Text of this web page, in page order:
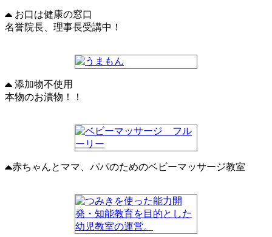
お口は健康の窓口
名誉院長、理事長受講中！
添加物不使用
本物のお漬物！！
赤ちゃんとママ、パパのためのベビーマッサージ教室